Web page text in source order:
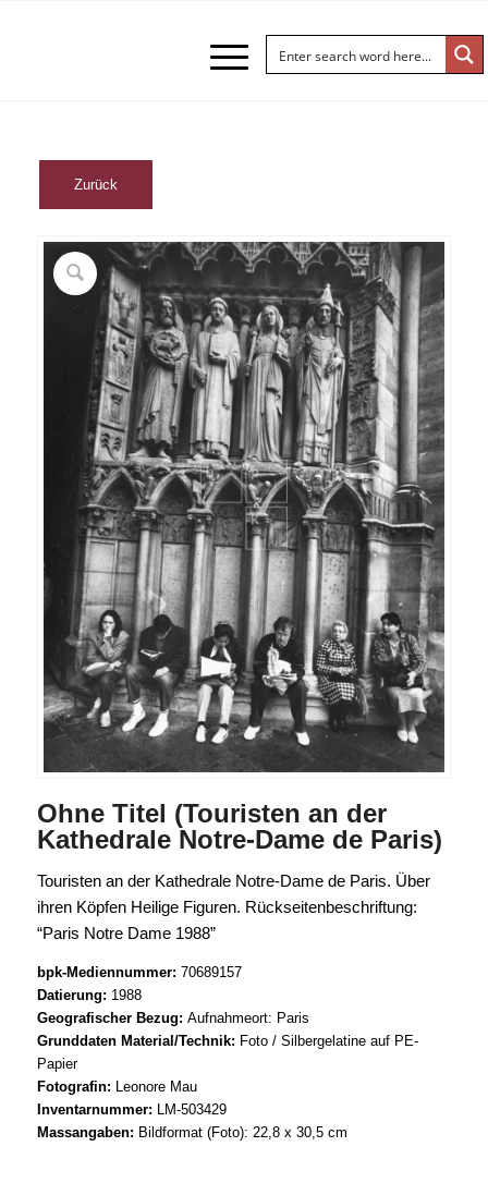
Ohne Titel (Touristen an der
Kathedrale Notre-Dame de Paris)
Touristen an der Kathedrale Notre-Dame de Paris. Über
ihren Köpfen Heilige Figuren. Rückseitenbeschriftung:
“Paris Notre Dame 1988”
bpk-Mediennummer: 70689157
Datierung: 1988
Geografischer Bezug: Aufnahmeort: Paris
Grunddaten Material/Technik: Foto / Silbergelatine auf PE-
Papier
Fotografin: Leonore Mau
Inventarnummer: LM-503429
Massangaben: Bildformat (Foto): 22,8 x 30,5 cm